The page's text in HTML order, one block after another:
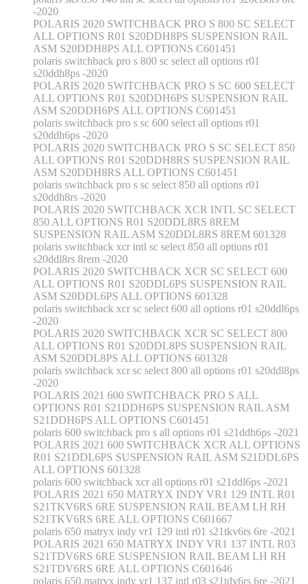
-2020
POLARIS 2020 SWITCHBACK PRO S 800 SC SELECT
ALL OPTIONS R01 S20DDH8PS SUSPENSION RAIL
ASM S20DDH8PS ALL OPTIONS C601451
polaris switchback pro s 800 sc select all options r01
s20ddh8ps -2020
POLARIS 2020 SWITCHBACK PRO S SC 600 SELECT
ALL OPTIONS R01 S20DDH6PS SUSPENSION RAIL
ASM S20DDH6PS ALL OPTIONS C601451
polaris switchback pro s sc 600 select all options r01
s20ddh6ps -2020
POLARIS 2020 SWITCHBACK PRO S SC SELECT 850
ALL OPTIONS R01 S20DDH8RS SUSPENSION RAIL
ASM S20DDH8RS ALL OPTIONS C601451
polaris switchback pro s sc select 850 all options r01
s20ddh8rs -2020
POLARIS 2020 SWITCHBACK XCR INTL SC SELECT
850 ALL OPTIONS R01 S20DDL8RS 8REM
SUSPENSION RAIL ASM S20DDL8RS 8REM 601328
polaris switchback xcr intl sc select 850 all options r01
s20ddl8rs 8rem -2020
POLARIS 2020 SWITCHBACK XCR SC SELECT 600
ALL OPTIONS R01 S20DDL6PS SUSPENSION RAIL
ASM S20DDL6PS ALL OPTIONS 601328
polaris switchback xcr sc select 600 all options r01 s20ddl6ps
-2020
POLARIS 2020 SWITCHBACK XCR SC SELECT 800
ALL OPTIONS R01 S20DDL8PS SUSPENSION RAIL
ASM S20DDL8PS ALL OPTIONS 601328
polaris switchback xcr sc select 800 all options r01 s20ddl8ps
-2020
POLARIS 2021 600 SWITCHBACK PRO S ALL
OPTIONS R01 S21DDH6PS SUSPENSION RAIL ASM
S21DDH6PS ALL OPTIONS C601451
polaris 600 switchback pro s all options r01 s21ddh6ps -2021
POLARIS 2021 600 SWITCHBACK XCR ALL OPTIONS
R01 S21DDL6PS SUSPENSION RAIL ASM S21DDL6PS
ALL OPTIONS 601328
polaris 600 switchback xcr all options r01 s21ddl6ps -2021
POLARIS 2021 650 MATRYX INDY VR1 129 INTL R01
S21TKV6RS 6RE SUSPENSION RAIL BEAM LH RH
S21TKV6RS 6RE ALL OPTIONS C601667
polaris 650 matryx indy vr1 129 intl r01 s21tkv6rs 6re -2021
POLARIS 2021 650 MATRYX INDY VR1 137 INTL R03
S21TDV6RS 6RE SUSPENSION RAIL BEAM LH RH
S21TDV6RS 6RE ALL OPTIONS C601646
polaris 650 matryx indy vr1 137 intl r03 s21tdv6rs 6re -2021